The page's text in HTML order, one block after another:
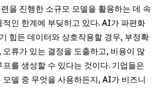
을 진행한 소규모 모델을 활용하는 데 속
적인 한계에 부딪히고 있다. AI가 파편화
힘든 데이터와 상호작용할 경우, 부정확
오류가 있는 결정을 도출하고, 비용이 많
프를 생성할 수 있다는 것이다. 기업들은
모델 중 무엇을 사용하든지, AI가 비즈니